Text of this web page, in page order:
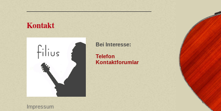
Kontakt
Bei Interesse:
Telefon
Kontaktforumlar
Impressum